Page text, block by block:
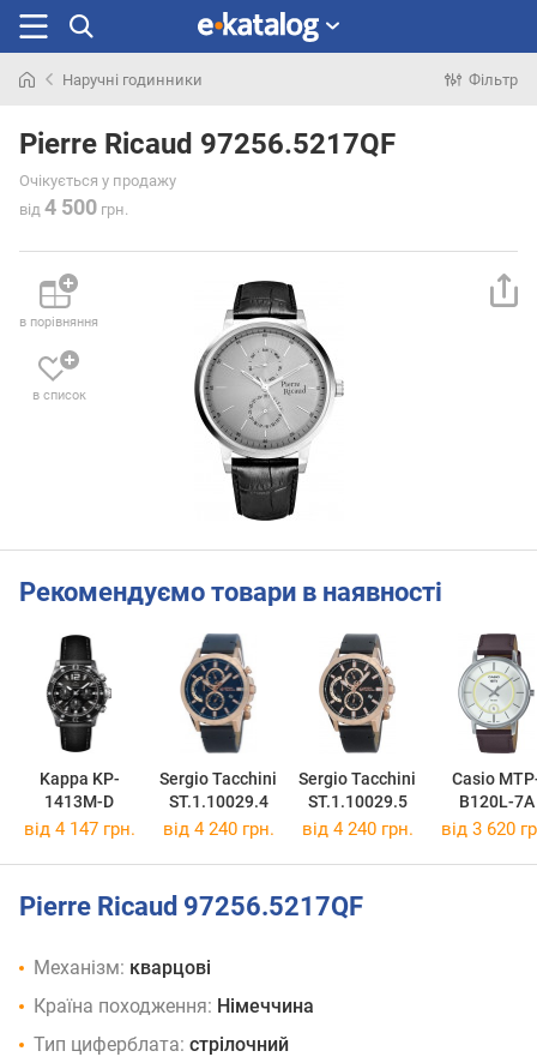
раніше
Наручні годинники Фільтр
Pierre Ricaud 97256.5217QF
Очікується у продажу
від 4 500 грн.
в порівняння
в список
Рекомендуємо товари в наявності
Kappa KP-
1413M-D
Sergio Tacchini
ST.1.10029.4
Sergio Tacchini
ST.1.10029.5
Casio
B120L-7A
від 4 147 грн. від 4 240 грн. від 4 240 грн. від 3 620
Pierre Ricaud 97256.5217QF
Механізм: кварцові
Країна походження: Німеччина
Тип циферблата: стрілочний